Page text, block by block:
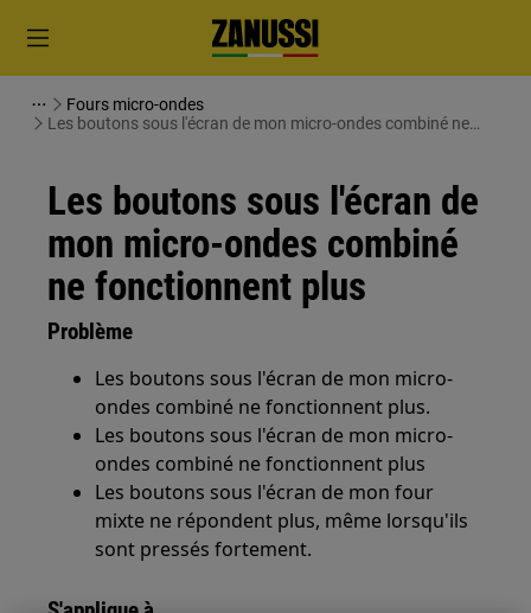
Fours micro-ondes
Les boutons sous l'écran de mon micro-ondes combiné ne
Les boutons sous l'écran de
mon micro-ondes combiné
ne fonctionnent plus
Problème
Les boutons sous l'écran de mon micro-
ondes combiné ne fonctionnent plus.
Les boutons sous l'écran de mon micro-
ondes combiné ne fonctionnent plus
Les boutons sous l'écran de mon four
mixte ne répondent plus, même lorsqu'ils
sont pressés fortement.